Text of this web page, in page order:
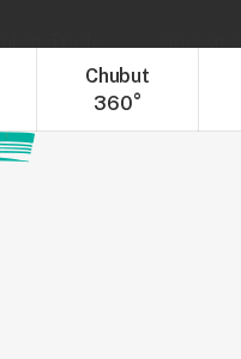
Chubut
360°